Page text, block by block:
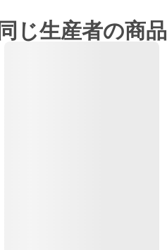
同じ生産者の商品